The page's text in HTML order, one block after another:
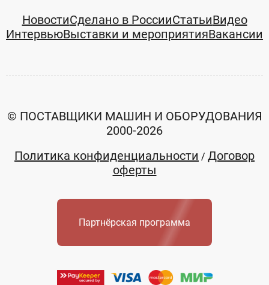
НовостиСделано в РоссииСтатьиВидео
ИнтервьюВыставки и мероприятияВакансии
© ПОСТАВЩИКИ МАШИН И ОБОРУДОВАНИЯ
2000-2026
Политика конфиденциальности / Договор
оферты
Партнёрская программа